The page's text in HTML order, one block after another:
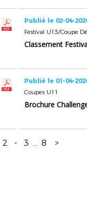
Publié le 02-04-
Festival U13/Coupe
Classement
Publié le 01-04-
Coupes U11
Brochure
2 - 3 ... 8 >